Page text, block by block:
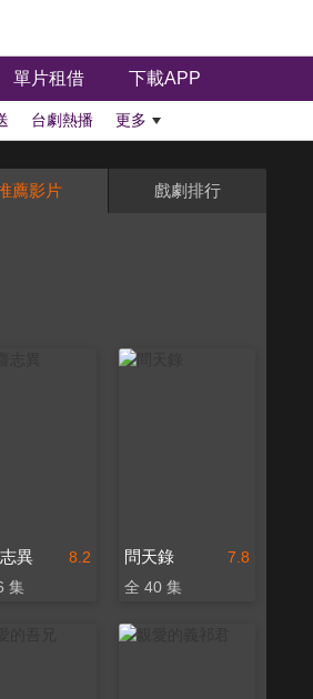
單片租借 下載APP
台劇熱播 更多
薦影片 戲劇排行
8.2
異
集
7.8
問天錄
全 40 集